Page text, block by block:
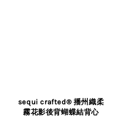
sequi crafted® 播州織柔
霧花影後背蝴蝶結背心